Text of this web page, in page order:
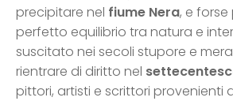
precipitare nel fiume Nera, e forse
perfetto equilibrio tra natura e
suscitato nei secoli stupore e
rientrare di diritto nel
pittori, artisti e scrittori provenienti